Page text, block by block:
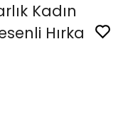
Kadın
Hırka